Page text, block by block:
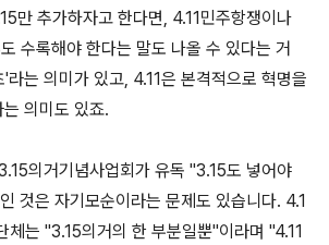
만 추가하자고 한다면, 4.11민주항쟁이나
수록해야 한다는 말도 나올 수 있다는 거
라는 의미가 있고, 4.11은 본격적으로 혁명을
의미도 있죠.
의거기념사업회가 유독 "3.15도 넣어야
것은 자기모순이라는 문제도 있습니다. 4.1
체는 "3.15의거의 한 부분일뿐"이라며 "4.11